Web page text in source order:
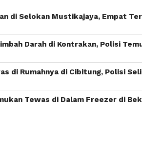
di Selokan Mustikajaya, Empat
Darah di Kontrakan, Polisi
di Rumahnya di Cibitung, Polisi
Tewas di Dalam Freezer di